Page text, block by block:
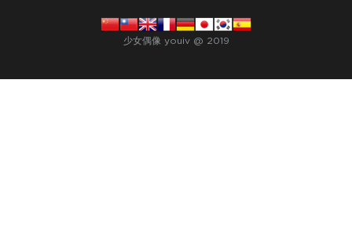
少女偶像 youiv @ 2019